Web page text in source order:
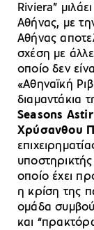
Riviera”
Αθήνας, με
Αθήνας
σχέση με
οποίο δεν
«Αθηναϊκή
διαμαντάκια
Seasons
Χρύσανθου
οποίο έχει
η κρίση της
ομάδα
και